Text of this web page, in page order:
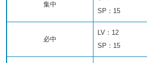
集中
SP：15
必中
LV：12
SP：15